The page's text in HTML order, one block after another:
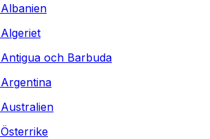
Albanien
Algeriet
Antigua och Barbuda
Argentina
Australien
Österrike